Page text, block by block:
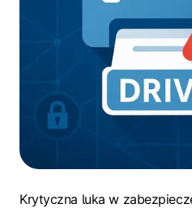
Krytyczna luka w